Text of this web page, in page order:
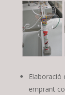
emprant